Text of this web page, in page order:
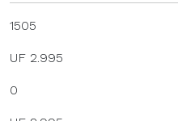
1505
UF 2.995
0